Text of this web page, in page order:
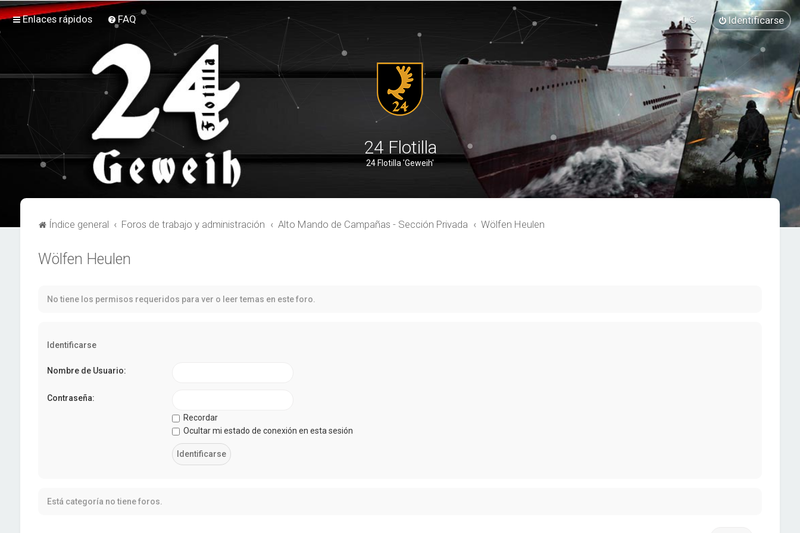
Enlaces rápidos FAQ Identificarse
24 Flotilla
24 Flotilla 'Geweih'
Índice general Foros de trabajo y administración Alto Mando de Campañas - Sección Privada Wölfen Heulen
Wölfen Heulen
No tiene los permisos requeridos para ver o leer temas en este foro.
Identificarse
Nombre de Usuario:
Contraseña:
Recordar
Ocultar mi estado de conexión en esta sesión
Está categoría no tiene foros.